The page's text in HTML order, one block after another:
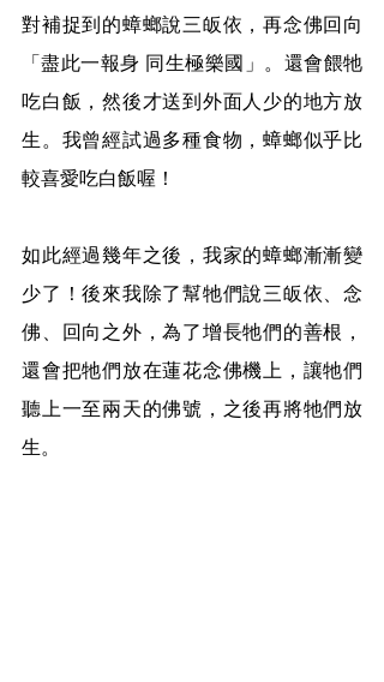
對補捉到的蟑螂說三皈依，再念佛回向
「盡此一報身 同生極樂國」。還會餵牠
吃白飯，然後才送到外面人少的地方放
生。我曾經試過多種食物，蟑螂似乎比
較喜愛吃白飯喔！
如此經過幾年之後，我家的蟑螂漸漸變
少了！後來我除了幫牠們說三皈依、念
佛、回向之外，為了增長牠們的善根，
還會把牠們放在蓮花念佛機上，讓牠們
聽上一至兩天的佛號，之後再將牠們放
生。